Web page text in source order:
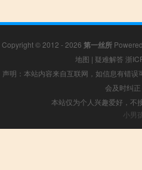
Copyright © 2012 - 2026 第一丝所
地图 | 疑难解答 浙
声明：本站内容来自互联网，如信息有错
会及时纠
本站仅为个人兴趣爱好，不
小男